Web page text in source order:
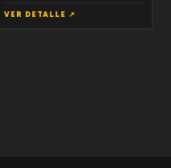
VER DETALLE ↗